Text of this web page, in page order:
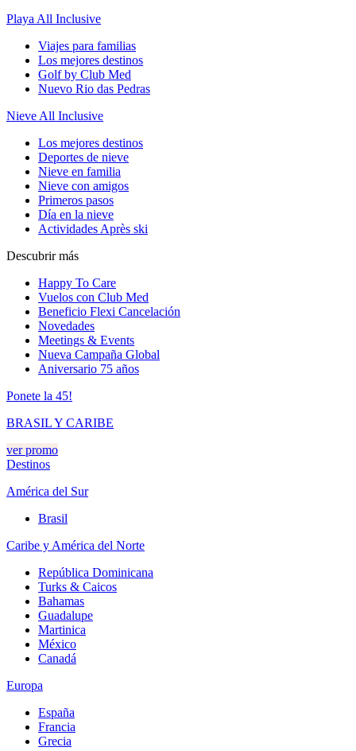
Playa All Inclusive
Viajes para familias
Los mejores destinos
Golf by Club Med
Nuevo Rio das Pedras
Nieve All Inclusive
Los mejores destinos
Deportes de nieve
Nieve en familia
Nieve con amigos
Primeros pasos
Día en la nieve
Actividades Après ski
Descubrir más
Happy To Care
Vuelos con Club Med
Beneficio Flexi Cancelación
Novedades
Meetings & Events
Nueva Campaña Global
Aniversario 75 años
Ponete la 45!
BRASIL Y CARIBE
ver promo
Destinos
América del Sur
Brasil
Caribe y América del Norte
República Dominicana
Turks & Caicos
Bahamas
Guadalupe
Martinica
México
Canadá
Europa
España
Francia
Grecia